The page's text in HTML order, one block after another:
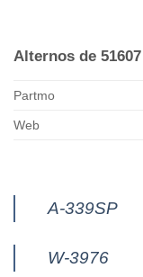
Alternos de 51607
Partmo
Web
A-339SP
W-3976